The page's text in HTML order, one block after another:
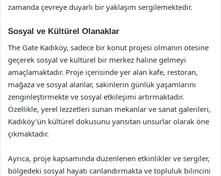
zamanda çevreye duyarlı bir yaklaşım sergilemektedir.
Sosyal ve Kültürel Olanaklar
The Gate Kadıköy, sadece bir konut projesi olmanın ötesine
geçerek sosyal ve kültürel bir merkez haline gelmeyi
amaçlamaktadır. Proje içerisinde yer alan kafe, restoran,
mağaza ve sosyal alanlar, sakinlerin günlük yaşamlarını
zenginleştirmekte ve sosyal etkileşimi artırmaktadır.
Özellikle, yerel lezzetleri sunan mekanlar ve sanat galerileri,
Kadıköy’ün kültürel dokusunu yansıtan unsurlar olarak öne
çıkmaktadır.
Ayrıca, proje kapsamında düzenlenen etkinlikler ve sergiler,
bölgedeki sosyal hayatı canlandırmakta ve topluluk bilincini